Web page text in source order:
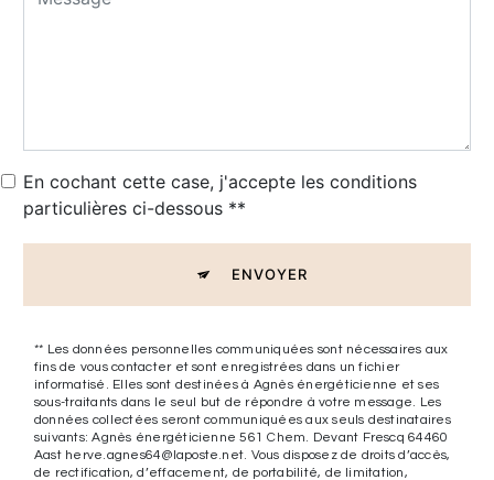
En cochant cette case, j'accepte les conditions
particulières ci-dessous **
ENVOYER
** Les données personnelles communiquées sont nécessaires aux
fins de vous contacter et sont enregistrées dans un fichier
informatisé. Elles sont destinées à Agnès énergéticienne et ses
sous-traitants dans le seul but de répondre à votre message. Les
données collectées seront communiquées aux seuls destinataires
suivants: Agnès énergéticienne 561 Chem. Devant Frescq 64460
Aast herve.agnes64@laposte.net. Vous disposez de droits d’accès,
de rectification, d’effacement, de portabilité, de limitation,